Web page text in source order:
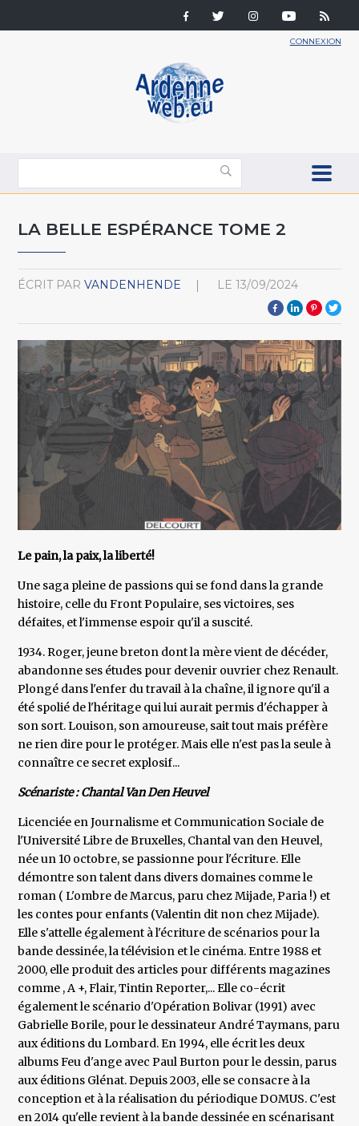
CONNEXION
LA BELLE ESPÉRANCE TOME 2
ÉCRIT PAR VANDENHENDE LE 13/09/2024
Le pain, la paix, la liberté!
Une saga pleine de passions qui se fond dans la grande
histoire, celle du Front Populaire, ses victoires, ses
défaites, et l'immense espoir qu'il a suscité.
1934. Roger, jeune breton dont la mère vient de décéder,
abandonne ses études pour devenir ouvrier chez Renault.
Plongé dans l'enfer du travail à la chaîne, il ignore qu'il a
été spolié de l'héritage qui lui aurait permis d'échapper à
son sort. Louison, son amoureuse, sait tout mais préfère
ne rien dire pour le protéger. Mais elle n'est pas la seule à
connaître ce secret explosif...
Scénariste : Chantal Van Den Heuvel
Licenciée en Journalisme et Communication Sociale de
l'Université Libre de Bruxelles, Chantal van den Heuvel,
née un 10 octobre, se passionne pour l'écriture. Elle
démontre son talent dans divers domaines comme le
roman ( L'ombre de Marcus, paru chez Mijade, Paria !) et
les contes pour enfants (Valentin dit non chez Mijade).
Elle s'attelle également à l'écriture de scénarios pour la
bande dessinée, la télévision et le cinéma. Entre 1988 et
2000, elle produit des articles pour différents magazines
comme , A +, Flair, Tintin Reporter,... Elle co-écrit
également le scénario d'Opération Bolivar (1991) avec
Gabrielle Borile, pour le dessinateur André Taymans, paru
aux éditions du Lombard. En 1994, elle écrit les deux
albums Feu d'ange avec Paul Burton pour le dessin, parus
aux éditions Glénat. Depuis 2003, elle se consacre à la
conception et à la réalisation du périodique DOMUS. C'est
en 2014 qu'elle revient à la bande dessinée en scénarisant